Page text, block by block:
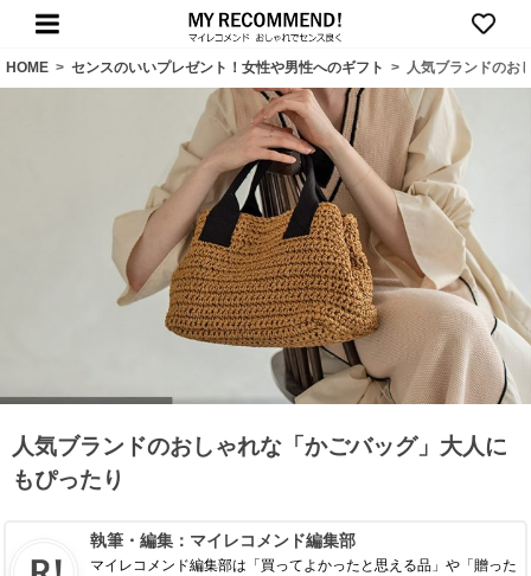
HOME > センスのいいプレゼント！女性や男性へのギフト > 人気ブランドのお
人気ブランドのおしゃれな「かごバッグ」大人に
もぴったり
執筆・編集： マイレコメンド編集部
マイレコメンド編集部は「買ってよかったと思える品」や「贈った